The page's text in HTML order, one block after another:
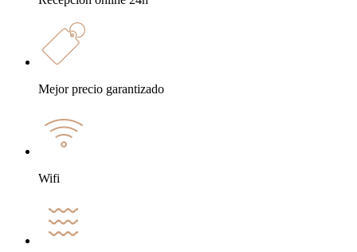
Mejor precio garantizado
Wifi